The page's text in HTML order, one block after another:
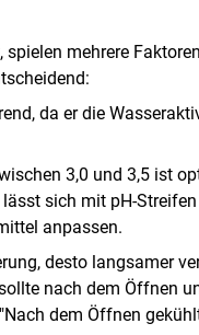
mehrere
da er die
3,0 und 3,5 ist
sich mit pH-
anpassen.
desto langsamer
nach dem Öffnen
dem Öffnen